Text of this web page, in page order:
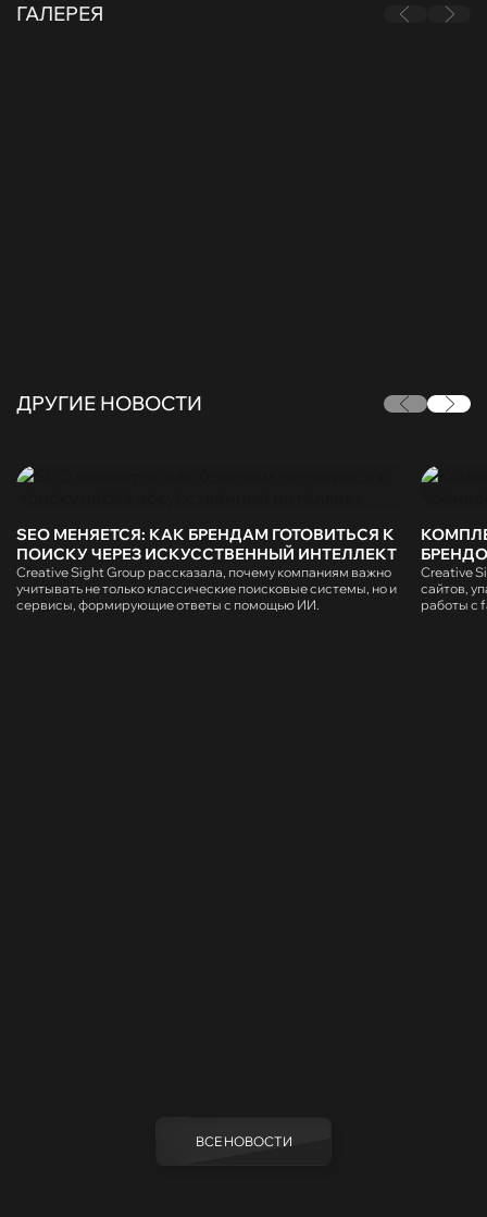
ГАЛЕРЕЯ
ДРУГИЕ НОВОСТИ
SEO МЕНЯЕТСЯ: КАК БРЕНДАМ ГОТОВИТЬСЯ К
ПОИСКУ ЧЕРЕЗ ИСКУССТВЕННЫЙ ИНТЕЛЛЕКТ
Creative Sight Group рассказала, почему компаниям важно
учитывать не только классические поисковые системы, но и
сервисы, формирующие ответы с помощью ИИ.
Creative
сайтов,
работы с
ВСЕ НОВОСТИ